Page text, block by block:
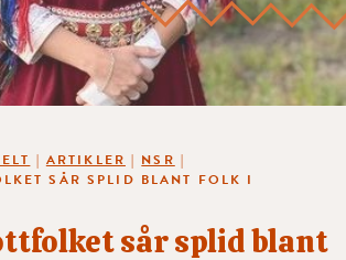
| ARTIKLER | NSR |
SÅR SPLID BLANT FOLK I
sår splid blant